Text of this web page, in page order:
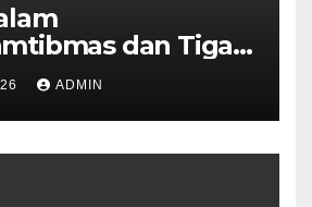
dan Tiga
Ungaran
Warga
Ronda
ADMIN